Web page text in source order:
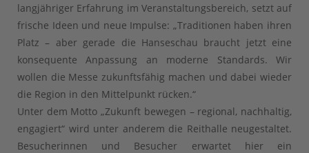
langjähriger Erfahrung im Veranstaltungsbereich, setzt auf
frische Ideen und neue Impulse: „Traditionen haben ihren
Platz – aber gerade die Hanseschau braucht jetzt eine
konsequente Anpassung an moderne Standards. Wir
wollen die Messe zukunftsfähig machen und dabei wieder
die Region in den Mittelpunkt rücken.“
Unter dem Motto „Zukunft bewegen – regional, nachhaltig,
engagiert“ wird unter anderem die Reithalle neugestaltet.
Besucherinnen und Besucher erwartet hier ein